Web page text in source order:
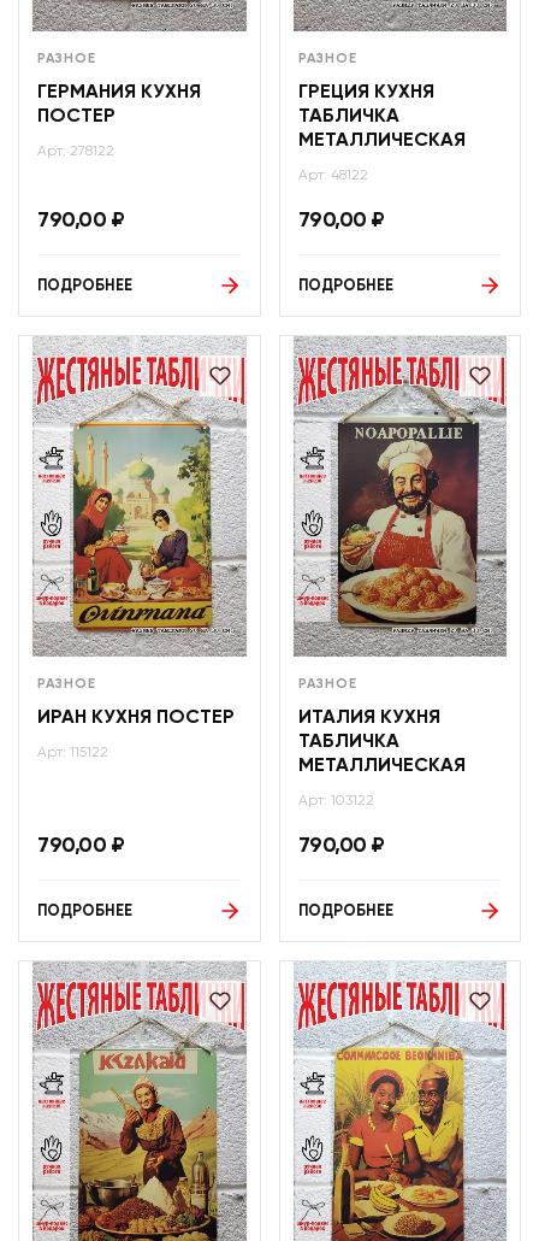
РАЗНОЕ
ГЕРМАНИЯ КУХНЯ
ПОСТЕР
Арт: 278122
790,00 ₽
ПОДРОБНЕЕ
РАЗНОЕ
ГРЕЦИЯ КУХНЯ
ТАБЛИЧКА
МЕТАЛЛИЧЕСКАЯ
Арт: 48122
790,00 ₽
ПОДРОБНЕЕ
РАЗНОЕ
ИРАН КУХНЯ ПОСТЕР
Арт: 115122
790,00 ₽
ПОДРОБНЕЕ
РАЗНОЕ
ИТАЛИЯ КУХНЯ
ТАБЛИЧКА
МЕТАЛЛИЧЕСКАЯ
Арт: 103122
790,00 ₽
ПОДРОБНЕЕ